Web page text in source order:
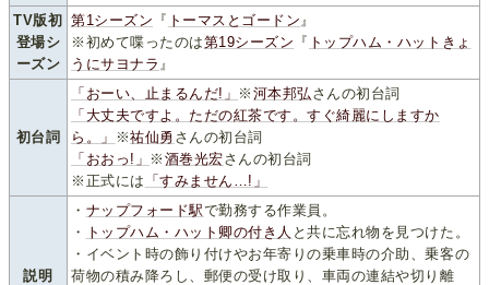
TV版初
登場シ
ーズン
第1シーズン 『 トーマスとゴードン 』
※初めて喋ったのは第19シーズン 『 トップハム・ハットきょ
うにサヨナラ 』
初台詞
「おーい、止まるんだ!」 ※ 河本邦弘 さんの初台詞
「大丈夫ですよ。ただの紅茶です。すぐ綺麗にしますか
ら。」
※祐仙勇 さんの初台詞
「おおっ!」 ※ 酒巻光宏さんの初台詞
※正式には 「すみません…!」
説明
・ ナップフォード駅で勤務する作業員。
・
トップハム・ハット卿の付き人 と共に忘れ物を見つけた。
・イベント時の飾り付けやお年寄りの乗車時の介助、乗客の
荷物の積み降ろし、郵便の受け取り、車両の連結や切り離